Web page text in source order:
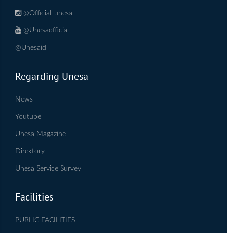
@Official_unesa
@Unesaofficial
@Unesaid
Regarding Unesa
News
Youtube
Unesa Magazine
Direktory
Unesa Service Survey
Facilities
PUBLIC FACILITIES